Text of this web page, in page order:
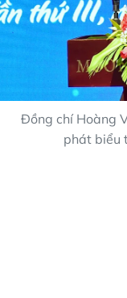
Đồng chí Hoàng
phát biểu